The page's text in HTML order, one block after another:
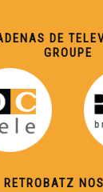
DE
GROUPE
RETROBATZ